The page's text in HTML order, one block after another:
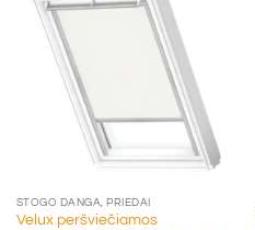
STOGO DANGA, PRIEDAI
Velux peršviečiamos